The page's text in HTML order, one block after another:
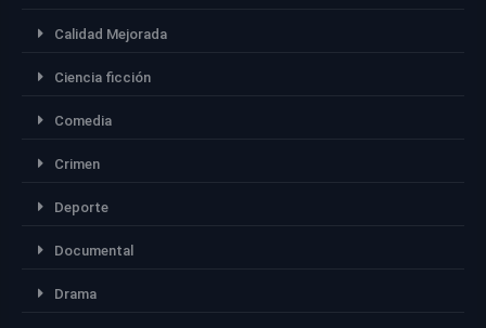
Calidad Mejorada
Ciencia ficción
Comedia
Crimen
Deporte
Documental
Drama